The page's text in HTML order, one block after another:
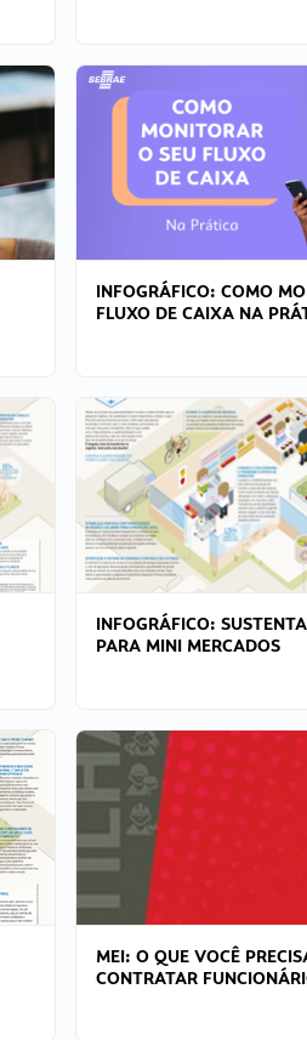
INFOGRÁFICO: COMO
FLUXO DE CAIXA NA
INFOGRÁFICO:
PARA MINI MERCADOS
MEI: O QUE VOCÊ
CONTRATAR